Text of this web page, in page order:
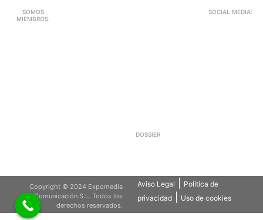
SOMOS
MIEMBROS:
DOSSIER
SOCIAL MEDIA:
Copyright © 2024 Expomedia
Comunicación S.L. Todos los
derechos reservados.
Aviso Legal
Política de
privacidad
Uso de cookies